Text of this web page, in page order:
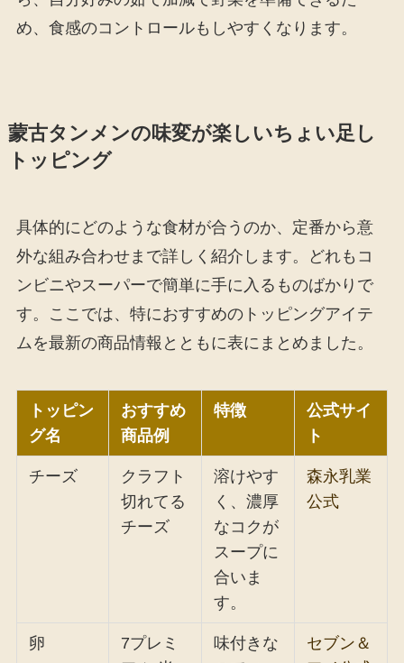
め、食感のコントロールもしやすくなります。
蒙古タンメンの味変が楽しいちょい足し
トッピング
具体的にどのような食材が合うのか、定番から意
外な組み合わせまで詳しく紹介します。どれもコ
ンビニやスーパーで簡単に手に入るものばかりで
す。ここでは、特におすすめのトッピングアイテ
ムを最新の商品情報とともに表にまとめました。
トッピン
グ名
おすすめ
商品例
特徴
公式サイ
ト
チーズ
クラフト
切れてる
チーズ
溶けやす
く、濃厚
なコクが
スープに
合いま
す。
森永乳業
公式
卵
7プレミ
味付きな
セブン＆